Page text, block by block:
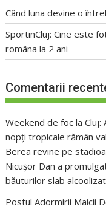
Când luna devine o
SportinCluj: Cine este
româna la 2 ani
Comentarii
Weekend de foc la Cluj:
nopți tropicale rămân
Berea revine pe
Nicușor Dan a
băuturilor slab
Postul Adormirii Maicii